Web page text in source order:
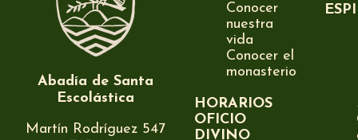
Abadía de Santa
Escolástica
Martín Rodríguez 547
Conocer
nuestra
vida
Conocer el
monasterio
HORARIOS
OFICIO
DIVINO